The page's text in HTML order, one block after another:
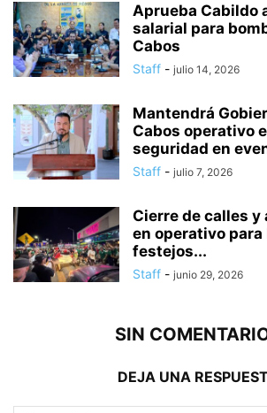
Aprueba Cabildo
salarial para
Cabos
Staff - julio 14, 2026
Mantendrá
Cabos operativo
seguridad en
Staff - julio 7, 2026
Cierre de calles
en operativo
festejos...
Staff - junio 29, 2026
SIN
DEJA UNA